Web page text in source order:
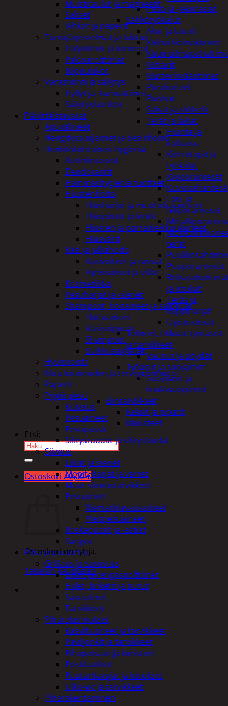
Pisto ja -jakorasiat
Sähkötyökalut
Akut ja laturit
Kulmahiomakoneet
Mittarit
Mutterinvääntimet
Porakoneet
Ruiskut
Sahat ja sirkkelit
Terät ja laikat
Hionta ja
katkaisu
Kierretapit ja
työkalut
Kiviporanterät
Kuviosahanterä
Lasi- ja
tiiliporanterät
terät
Puuporanterät
ja istukat
Teräs ja
kuppiharjat
Upotusterät
Telineet, tikkaat, työtasot
ja tarvikkeet
Vaunut ja pöydät
Työasut ja suojaimet
Suojalasit ja
kuulosuojaimet
Elintarvikkeet
Keksit ja piparit
Mausteet
Etsi:
Ostoskori /0,00€
Ostoskori on tyhjä.
Takaisin kauppaan
Muistitaulut ja magneetit
Sakset
Vihkot ja paperit
Turvajärjestelmät ja lukitus
Hälyttimet ja kamerat
Palovaroittimet
Riippulukot
Varastointi ja säilytys
Hyllyt ja -kannattimet
Säilytyslaatikot
Päivittäistavarat
Apuvälineet
Hengityssuojaimet ja desinfiointi
Henkilökohtainen hygienia
Aurinkorasvat
Deodorantit
Hammashygienia tuotteet
Hiustenhoito
Hiusharjat ja muotoilutuotteet
Hiuspinnit ja lenkit
Hiusten ja parranleikkuukoneet
Hiusvärit
Käsi ja jalkahoito
Käsivoiteet ja rasvat
Kynsisakset ja viilat
Kosmetiikka
Pesuharjat ja -sienet
Shampoot, hoitaineet ja saippuat
Hoitoaineet
Käsisaippuat
Shampoot
Suihkusaippuat
Hyvinvointi
Muu kauneuden ja terveydenhoito
Paperit
Pyykinpesu
Kuivaus
Pesuaineet
Pesupussit
Silitysraudat ja silityslaudat
Siivous
Liinat ja sienet
Mopit, harjat ja varret
Muut siivoustarvikkeet
Pesuaineet
Viemärinavausaineet
Yleispesuaineet
Roskapussit ja -astiat
Sangot
Piha ja puutarha
Grillaus ja savustus
Grillit ja rengaspolttimet
Hiilet, briketit ja purut
Savustimet
Tarvikkeet
Piharakennukset
Kasvihuoneet ja tarvikkeet
Paviljonkit ja tarvikkeet
Pihapatsaat ja koristeet
Postilaatikot
Puutarhavajat ja katokset
Ulko-wc ja tarvikkeet
Piharakentaminen